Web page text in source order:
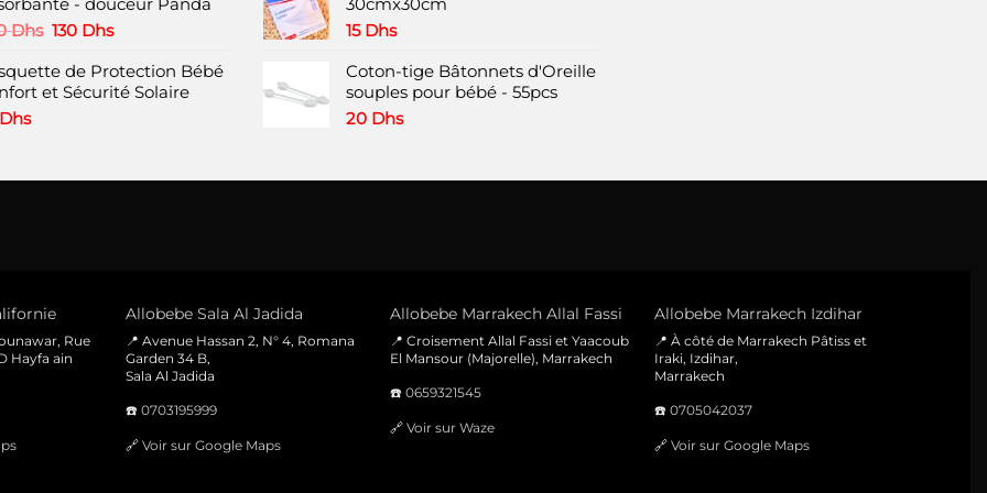
30 Dhs.15 Dhs.
- douceur Panda
Dhs Le
initial
était :
130 DhsLe
actuel
est :
de Protection Bébé
et Sécurité Solaire
Dhs
30cmx30cm
15 Dhs
Coton-tige Bâtonnets d'Oreille
souples pour bébé - 55pcs
20 Dhs
Rue
Hayfa ain
Allobebe Sala Al Jadida
📍 Avenue Hassan 2, N° 4, Romana
Garden 34 B,
Sala Al Jadida
☎️ 0703195999
🔗 Voir sur Google Maps
Allobebe Marrakech Allal Fassi
📍 Croisement Allal Fassi et Yaacoub
El Mansour (Majorelle), Marrakech
☎️ 0659321545
🔗 Voir sur Waze
Allobebe Marrakech Izdihar
📍 À côté de Marrakech Pâtiss et
Iraki, Izdihar,
Marrakech
☎️ 0705042037
🔗 Voir sur Google Maps